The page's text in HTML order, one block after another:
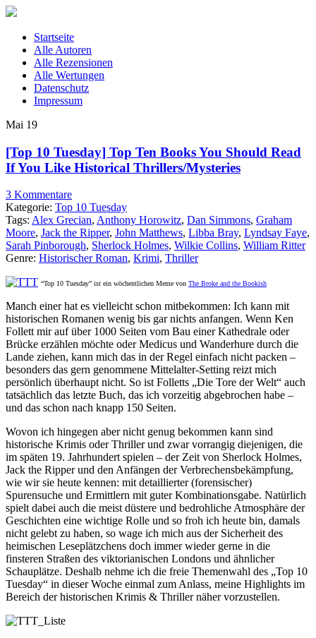
Startseite
Alle Autoren
Alle Rezensionen
Alle Wertungen
Datenschutz
Impressum
Mai 19
[Top 10 Tuesday] Top Ten Books You Should Read
If You Like Historical Thrillers/Mysteries
3 Kommentare
Kategorie: Top 10 Tuesday
Tags: Alex Grecian, Anthony Horowitz, Dan Simmons, Graham
Moore, Jack the Ripper, John Matthews, Libba Bray, Lyndsay Faye,
Sarah Pinborough, Sherlock Holmes, Wilkie Collins, William Ritter
Genre: Historischer Roman, Krimi, Thriller
“Top 10 Tuesday” ist ein wöchentlichen Meme von The Broke and the Bookish
Manch einer hat es vielleicht schon mitbekommen: Ich kann mit
historischen Romanen wenig bis gar nichts anfangen. Wenn Ken
Follett mir auf über 1000 Seiten vom Bau einer Kathedrale oder
Brücke erzählen möchte oder Medicus und Wanderhure durch die
Lande ziehen, kann mich das in der Regel einfach nicht packen –
besonders das gern genommene Mittelalter-Setting reizt mich
persönlich überhaupt nicht. So ist Folletts „Die Tore der Welt“ auch
tatsächlich das letzte Buch, das ich vorzeitig abgebrochen habe –
und das schon nach knapp 150 Seiten.
Wovon ich hingegen aber nicht genug bekommen kann sind
historische Krimis oder Thriller und zwar vorrangig diejenigen, die
im späten 19. Jahrhundert spielen – der Zeit von Sherlock Holmes,
Jack the Ripper und den Anfängen der Verbrechensbekämpfung,
wie wir sie heute kennen: mit detaillierter (forensischer)
Spurensuche und Ermittlern mit guter Kombinationsgabe. Natürlich
spielt dabei auch die meist düstere und bedrohliche Atmosphäre der
Geschichten eine wichtige Rolle und so froh ich heute bin, damals
nicht gelebt zu haben, so wage ich mich aus der Sicherheit des
heimischen Leseplätzchens doch immer wieder gerne in die
finsteren Straßen des viktorianischen Londons und ähnlicher
Schauplätze. Deshalb nehme ich die freie Themenwahl des „Top 10
Tuesday“ in dieser Woche einmal zum Anlass, meine Highlights im
Bereich der historischen Krimis & Thriller näher vorzustellen.